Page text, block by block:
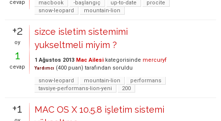
cevap
macbook
-başlangıç up-to-date
procite
snow-leopard
mountain-lion
+2
oy
1
cevap
sizce isletim sistemimi
yukseltmeli miyim ?
1 Ağustos 2013 Mac Ailesi kategorisinde mercuryf
Yardımcı (400 puan) tarafından soruldu
snow-leopard
mountain-lion
performans
tavsiye-performans-lion-yeni
200
+1
MAC OS X 10.5.8 işletim sistemi